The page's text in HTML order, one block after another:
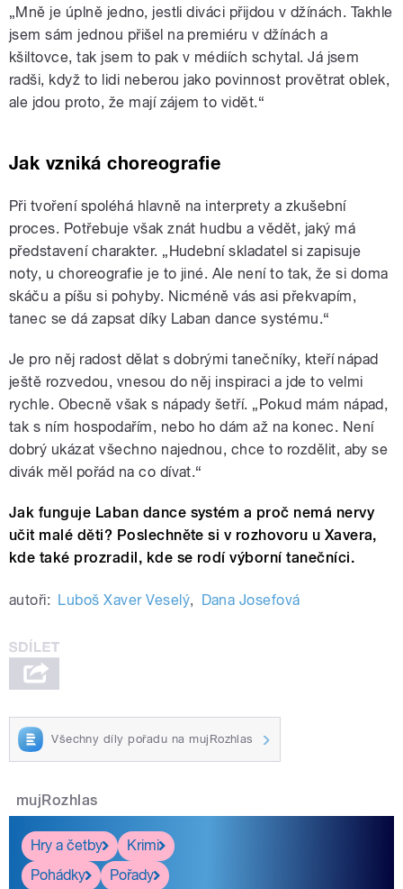
„Mně je úplně jedno, jestli diváci přijdou v džínách. Takhle
jsem sám jednou přišel na premiéru v džínách a
kšiltovce, tak jsem to pak v médiích schytal. Já jsem
radši, když to lidi neberou jako povinnost provětrat oblek,
ale jdou proto, že mají zájem to vidět.“
Jak vzniká choreografie
Při tvoření spoléhá hlavně na interprety a zkušební
proces. Potřebuje však znát hudbu a vědět, jaký má
představení charakter. „Hudební skladatel si zapisuje
noty, u choreografie je to jiné. Ale není to tak, že si doma
skáču a píšu si pohyby. Nicméně vás asi překvapím,
tanec se dá zapsat díky Laban dance systému.“
Je pro něj radost dělat s dobrými tanečníky, kteří nápad
ještě rozvedou, vnesou do něj inspiraci a jde to velmi
rychle. Obecně však s nápady šetří. „Pokud mám nápad,
tak s ním hospodařím, nebo ho dám až na konec. Není
dobrý ukázat všechno najednou, chce to rozdělit, aby se
divák měl pořád na co dívat.“
Jak funguje Laban dance systém a proč nemá nervy
učit malé děti? Poslechněte si v rozhovoru u Xavera,
kde také prozradil, kde se rodí výborní tanečníci.
autoři: Luboš Xaver Veselý, Dana Josefová
Všechny díly pořadu na mujRozhlas
mujRozhlas
Hry a četby
Krimi
Pohádky
Pořady